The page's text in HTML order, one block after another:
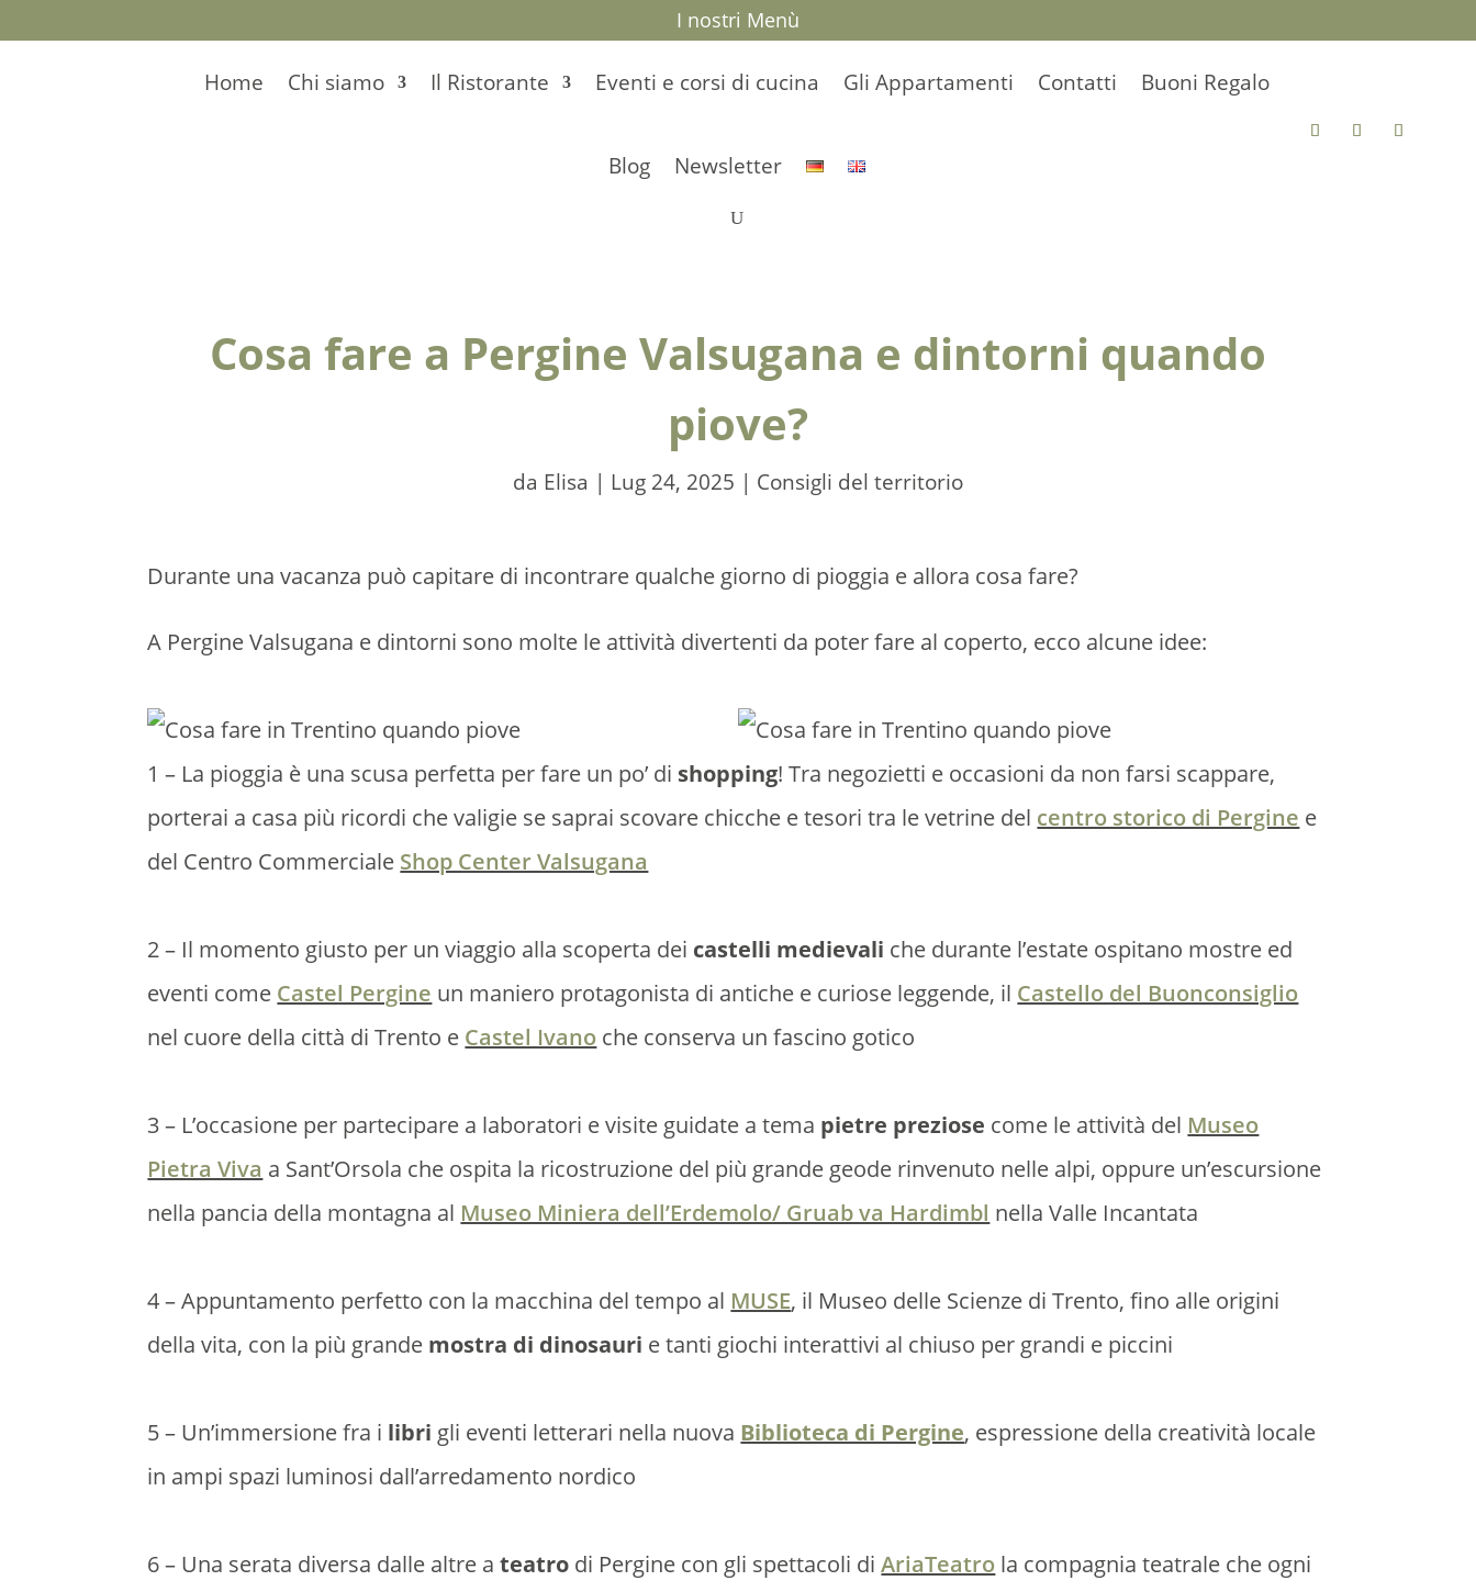
I nostri Menù
Home Chi siamo Il Ristorante Eventi e corsi di cucina Gli Appartamenti Contatti Buoni Regalo
Blog Newsletter
Cosa fare a Pergine Valsugana e dintorni quando
piove?
da Elisa | Lug 24, 2025 | Consigli del territorio
Durante una vacanza può capitare di incontrare qualche giorno di pioggia e allora cosa fare?
A Pergine Valsugana e dintorni sono molte le attività divertenti da poter fare al coperto, ecco alcune idee:
1 – La pioggia è una scusa perfetta per fare un po’ di shopping! Tra negozietti e occasioni da non farsi scappare,
porterai a casa più ricordi che valigie se saprai scovare chicche e tesori tra le vetrine del centro storico di Pergine e
del Centro Commerciale Shop Center Valsugana
2 – Il momento giusto per un viaggio alla scoperta dei castelli medievali che durante l’estate ospitano mostre ed
eventi come Castel Pergine un maniero protagonista di antiche e curiose leggende, il Castello del Buonconsiglio
nel cuore della città di Trento e Castel Ivano che conserva un fascino gotico
3 – L’occasione per partecipare a laboratori e visite guidate a tema pietre preziose come le attività del Museo
Pietra Viva a Sant’Orsola che ospita la ricostruzione del più grande geode rinvenuto nelle alpi, oppure un’escursione
nella pancia della montagna al Museo Miniera dell’Erdemolo/ Gruab va Hardimbl nella Valle Incantata
4 – Appuntamento perfetto con la macchina del tempo al MUSE, il Museo delle Scienze di Trento, fino alle origini
della vita, con la più grande mostra di dinosauri e tanti giochi interattivi al chiuso per grandi e piccini
5 – Un’immersione fra i libri gli eventi letterari nella nuova Biblioteca di Pergine, espressione della creatività locale
in ampi spazi luminosi dall’arredamento nordico
6 – Una serata diversa dalle altre ateatro di Pergine con gli spettacoli diAriaTeatro la compagnia teatrale che ogni